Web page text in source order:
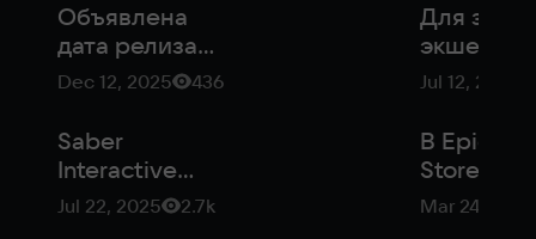
Объявлена
дата релиза
John
Toxic
Commando
Dec 12, 2025 436
Saber
Interactive
ликвидирует
Jul 22, 2025 2.7k
Для
экшена
World
вышло
«Битва за
Аризону»
Jul 12, 2024
В Epic
Store
началась
Mar 24, 2022